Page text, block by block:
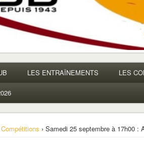
LES ENTRAÎNEMENTS LES
Compétitions › Samedi 25 septembre à 17h00 :